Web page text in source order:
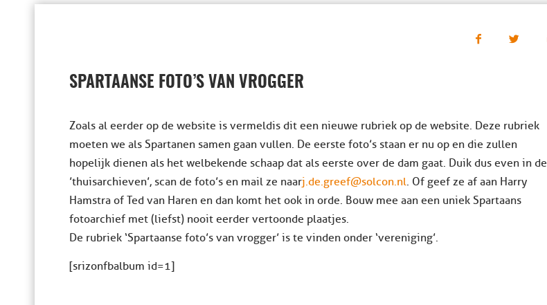
SPARTAANSE FOTO’S VAN VROGGER
Zoals al eerder op de website is vermeld is dit een nieuwe rubriek op de website. Deze rubriek
moeten we als Spartanen samen gaan vullen. De eerste foto’s staan er nu op en die zullen
hopelijk dienen als het welbekende schaap dat als eerste over de dam gaat. Duik dus even in de
’thuisarchieven’, scan de foto’s en mail ze naarj.de.greef@solcon.nl. Of geef ze af aan Harry
Hamstra of Ted van Haren en dan komt het ook in orde. Bouw mee aan een uniek Spartaans
fotoarchief met (liefst) nooit eerder vertoonde plaatjes.
De rubriek ‘Spartaanse foto’s van vrogger’ is te vinden onder ‘vereniging’.
[srizonfbalbum id=1]